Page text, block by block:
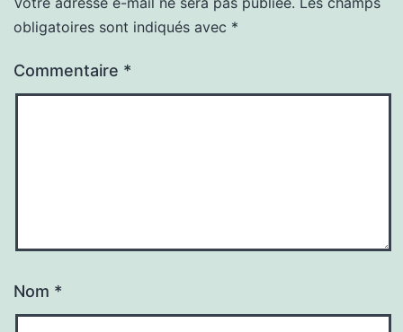
obligatoires sont indiqués avec *
Commentaire *
Nom *